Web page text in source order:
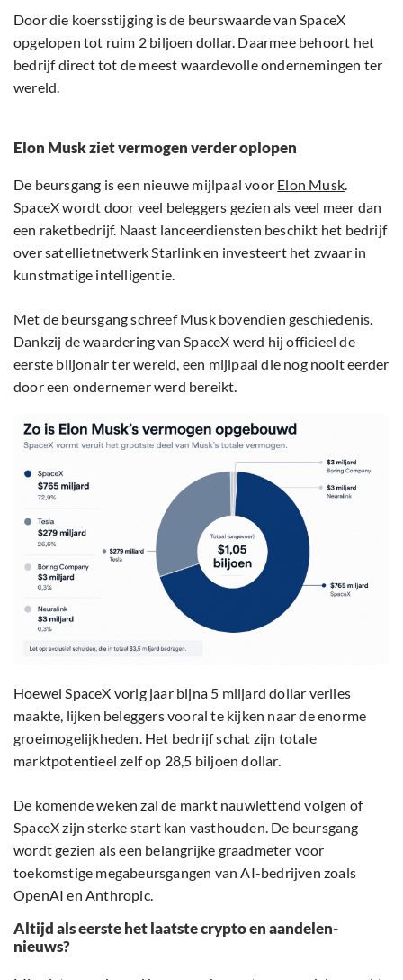
Door die koersstijging is de beurswaarde van SpaceX
opgelopen tot ruim 2 biljoen dollar. Daarmee behoort het
bedrijf direct tot de meest waardevolle ondernemingen ter
wereld.
Elon Musk ziet vermogen verder oplopen
De beursgang is een nieuwe mijlpaal voor Elon Musk.
SpaceX wordt door veel beleggers gezien als veel meer dan
een raketbedrijf. Naast lanceerdiensten beschikt het bedrijf
over satellietnetwerk Starlink en investeert het zwaar in
kunstmatige intelligentie.
Met de beursgang schreef Musk bovendien geschiedenis.
Dankzij de waardering van SpaceX werd hij officieel de
eerste biljonairter wereld, een mijlpaal die nog nooit eerder
door een ondernemer werd bereikt.
Hoewel SpaceX vorig jaar bijna 5 miljard dollar verlies
maakte, lijken beleggers vooral te kijken naar de enorme
groeimogelijkheden. Het bedrijf schat zijn totale
marktpotentieel zelf op 28,5 biljoen dollar.
De komende weken zal de markt nauwlettend volgen of
SpaceX zijn sterke start kan vasthouden. De beursgang
wordt gezien als een belangrijke graadmeter voor
toekomstige megabeursgangen van AI-bedrijven zoals
OpenAI en Anthropic.
Altijd als eerste het laatste crypto en aandelen-
nieuws?